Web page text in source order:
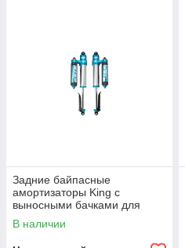
Задние байпасные
амортизаторы King с
выносными бачками для
RAM 1500 TRX 2021+ и RHO
В наличии